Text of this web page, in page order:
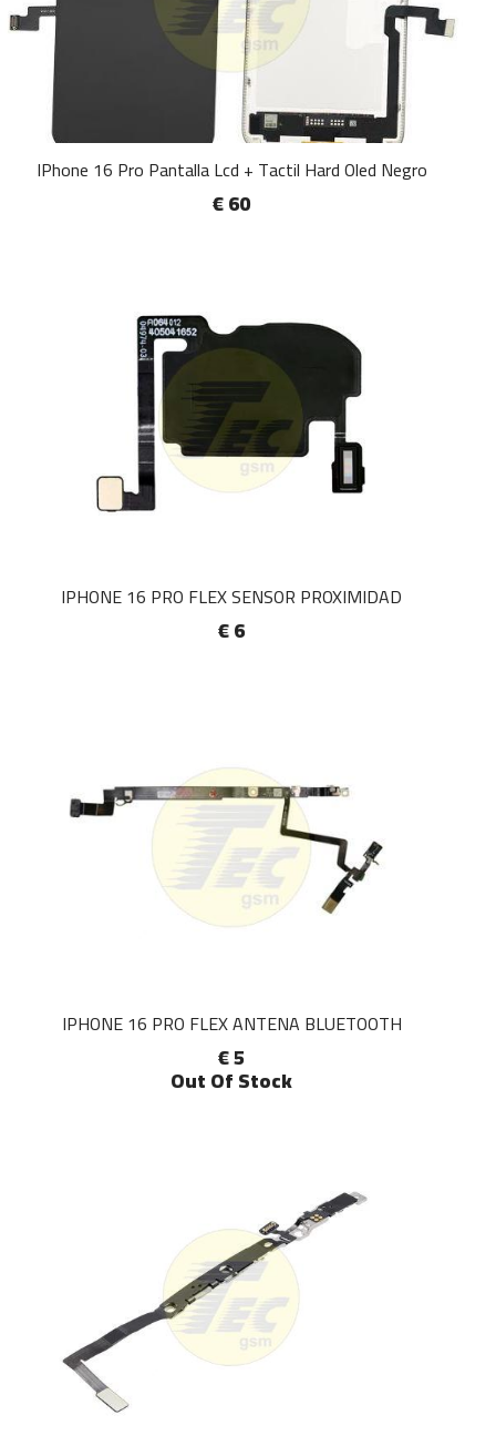
IPhone 16 Pro Pantalla Lcd + Tactil Hard Oled Negro
€ 60
IPHONE 16 PRO FLEX SENSOR PROXIMIDAD
€ 6
IPHONE 16 PRO FLEX ANTENA BLUETOOTH
€ 5
Out Of Stock